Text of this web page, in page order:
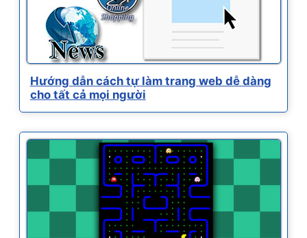
Hướng dẫn cách tự làm trang web dễ dàng
cho tất cả mọi người